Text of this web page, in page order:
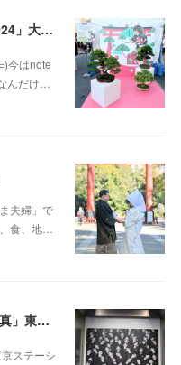
レポまとめ☆「大宮盆栽ウィーク 2024」大盆栽まつり、おおみや盆栽まつりにいってきた
今はnote
んだけ…
夫婦」で
食、地…
「生誕120年 安井仲治 僕の大切な写真」東京ステーションギャラリー
ステーシ